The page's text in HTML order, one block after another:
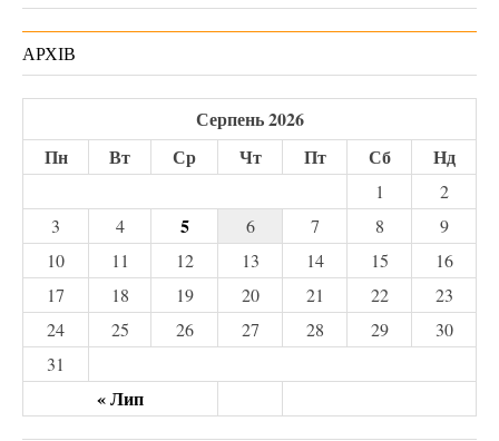
АРХІВ
Серпень 2026
Пн
Вт Ср Чт Пт Сб Нд
« Лип
1
2
3
4 5 6 7 8
9
10
11 12 13 14 15
16
17
18 19 20 21 22
23
24
25 26 27 28 29
30
31